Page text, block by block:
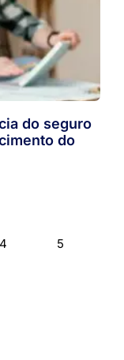
do seguro
do
4 5